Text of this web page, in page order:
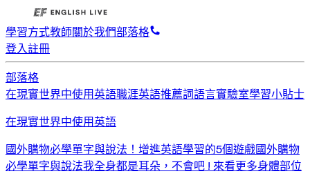
學習方式教師關於我們部落格
登入註冊
部落格
在現實世界中使用英語職涯英語推薦詞語言實驗室學習小貼士
在現實世界中使用英語
國外購物必學單字與說法！ 增進英語學習的5個遊戲國外購物
必學單字與說法我全身都是耳朵，不會吧 ! 來看更多身體部位